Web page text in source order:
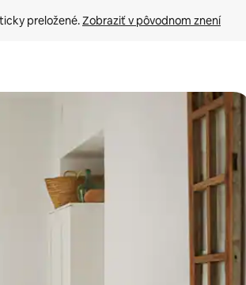
preložené. Zobraziť v pôvodnom znení